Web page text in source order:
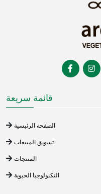
قائمة سريعة
الصفحة الرئيسية
تسويق المبيعات
المنتجات
التكنولوجيا الحيوية